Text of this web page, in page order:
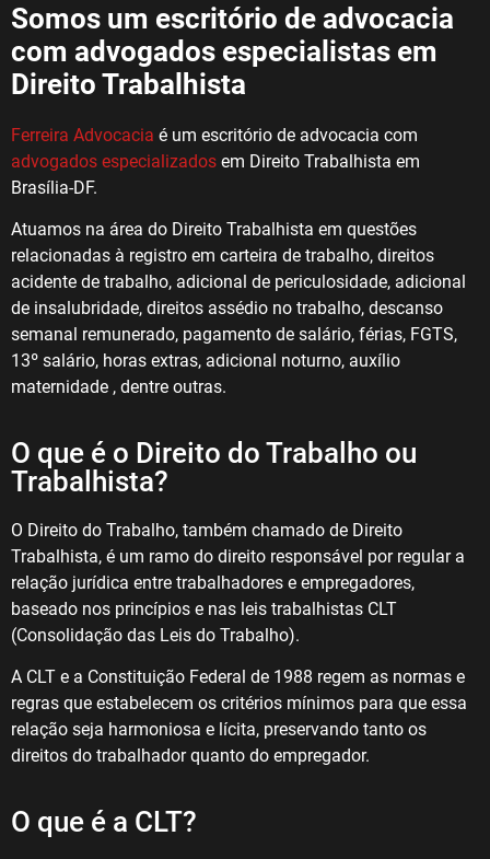
Somos um escritório de advocacia
com advogados especialistas em
Direito Trabalhista
Ferreira Advocacia é um escritório de advocacia com
advogados especializados em Direito Trabalhista em
Brasília-DF.
Atuamos na área do Direito Trabalhista em questões
relacionadas à registro em carteira de trabalho, direitos
acidente de trabalho, adicional de periculosidade, adicional
de insalubridade, direitos assédio no trabalho, descanso
semanal remunerado, pagamento de salário, férias, FGTS,
13º salário, horas extras, adicional noturno, auxílio
maternidade , dentre outras.
O que é o Direito do Trabalho ou
Trabalhista?
O Direito do Trabalho, também chamado de Direito
Trabalhista, é um ramo do direito responsável por regular a
relação jurídica entre trabalhadores e empregadores,
baseado nos princípios e nas leis trabalhistas CLT
(Consolidação das Leis do Trabalho).
A CLT e a Constituição Federal de 1988 regem as normas e
regras que estabelecem os critérios mínimos para que essa
relação seja harmoniosa e lícita, preservando tanto os
direitos do trabalhador quanto do empregador.
O que é a CLT?